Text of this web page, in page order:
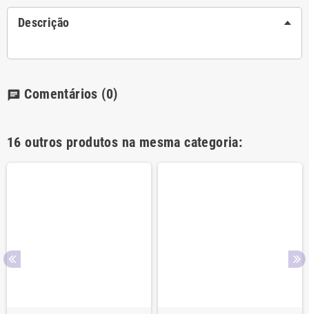
Descrição
chat Comentários (0)
16 outros produtos na mesma categoria: